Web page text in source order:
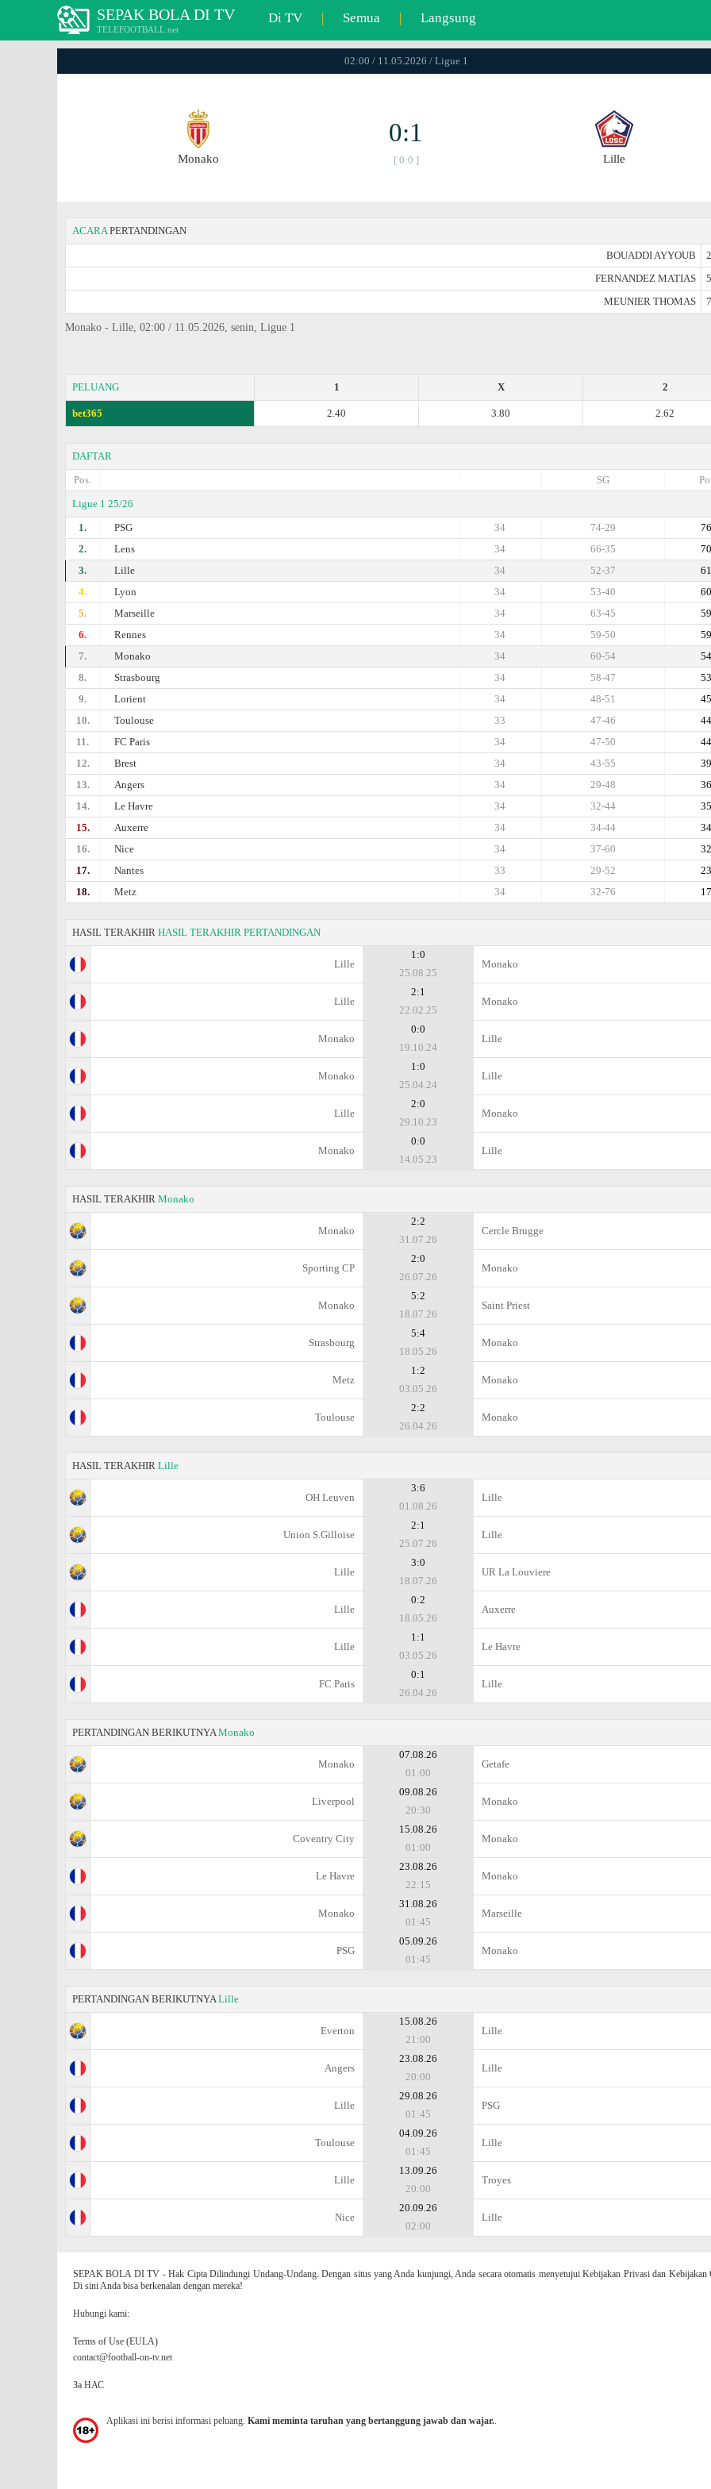
SEPAK BOLA DI TV
TELEFOOTBALL.net
Di TV | Semua | Langsung
02:00 / 11.05.2026 / Ligue 1
Monako
0:1
[ 0:0 ] Lille
ACARAPERTANDINGAN
BOUADDI AYYOUB
FERNANDEZ MATIAS
MEUNIER THOMAS
Monako - Lille, 02:00 / 11.05.2026, senin, Ligue 1
PELUANG 2
X
1
bet365 2.62
3.80
2.40
DAFTAR
Pos.
Po.
SG
Ligue 1 25/26
1.
PSG 76
74-29
34
2.
Lens 70
66-35
34
3.
Lille 61
52-37
34
4.
Lyon 60
53-40
34
5.
Marseille 59
63-45
34
6.
Rennes 59
59-50
34
7.
Monako 54
60-54
34
8.
Strasbourg 53
58-47
34
9.
Lorient 45
48-51
34
10.
Toulouse 44
47-46
33
11.
FC Paris 44
47-50
34
12.
Brest 39
43-55
34
13.
Angers 36
29-48
34
14.
Le Havre 35
32-44
34
15.
Auxerre 34
34-44
34
16.
Nice 32
37-60
34
17.
Nantes 23
29-52
33
18.
Metz 17
32-76
34
HASIL TERAKHIR HASIL TERAKHIR PERTANDINGAN
Lille
1:0
25.08.25
Monako
Lille
2:1
22.02.25
Monako
Monako
0:0
19.10.24
Lille
Monako
1:0
25.04.24
Lille
Lille
2:0
29.10.23
Monako
Monako
0:0
14.05.23
Lille
HASIL TERAKHIR Monako
Monako
2:2
31.07.26
Cercle Brugge
Sporting CP
2:0
26.07.26
Monako
Monako
5:2
18.07.26
Saint Priest
Strasbourg
5:4
18.05.26
Monako
Metz
1:2
03.05.26
Monako
Toulouse
2:2
26.04.26
Monako
HASIL TERAKHIR Lille
OH Leuven
3:6
01.08.26
Lille
Union S.Gilloise
2:1
25.07.26
Lille
Lille
3:0
18.07.26
UR La Louviere
Lille
0:2
18.05.26
Auxerre
Lille
1:1
03.05.26
Le Havre
FC Paris
0:1
26.04.26
Lille
PERTANDINGAN BERIKUTNYAMonako
Monako
07.08.26
01:00
Getafe
Liverpool
09.08.26
20:30
Monako
Coventry City
15.08.26
01:00
Monako
Le Havre
23.08.26
22:15
Monako
Monako
31.08.26
01:45
Marseille
PSG
05.09.26
01:45
Monako
PERTANDINGAN BERIKUTNYALille
Everton
15.08.26
21:00
Lille
Angers
23.08.26
20:00
Lille
Lille
29.08.26
01:45
PSG
Toulouse
04.09.26
01:45
Lille
Lille
13.09.26
20:00
Troyes
Nice
20.09.26
02:00
Lille
SEPAK BOLA DI TV - Hak Cipta Dilindungi Undang-Undang. Dengan situs yang Anda kunjungi, Anda secara otomatis menyetujui Kebijakan Privasi dan Kebijakan
Di sini Anda bisa berkenalan dengan mereka!
Hubungi kami:
Terms of Use (EULA)
contact@football-on-tv.net
За НАС
Aplikasi ini berisi informasi peluang. Kami meminta taruhan yang bertanggung jawab dan wajar..